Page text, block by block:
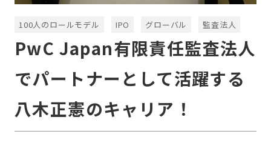
100人のロールモデル IPO グローバル 監査法人
PwC Japan有限責任監査法人
でパートナーとして活躍する
八木正憲のキャリア！